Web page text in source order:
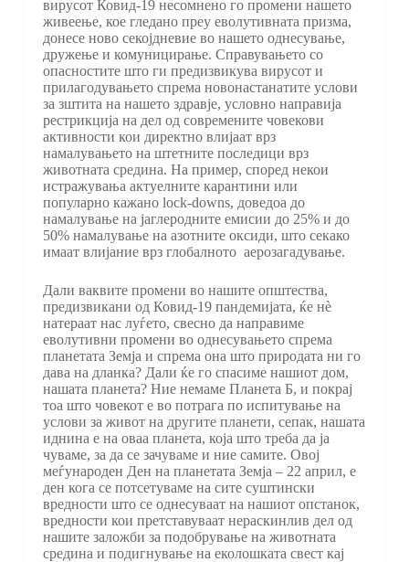
вирусот Ковид-19 несомнено го промени нашето
живеење, кое гледано преу еволутивната призма,
донесе ново секојдневие во нашето однесување,
дружење и комуницирање. Справувањето со
опасностите што ги предизвикува вирусот и
прилагодувањето спрема новонастанатите услови
за зштита на нашето здравје, условно направија
рестрикција на дел од современите човекови
активности кои директно влијаат врз
намалувањето на штетните последици врз
животната средина. На пример, според некои
истражувања актуелните карантини или
популарно кажано lock-downs, доведоа до
намалување на јаглеродните емисии до 25% и до
50% намалување на азотните оксиди, што секако
имаат влијание врз глобалното аерозагадување.
Дали ваквите промени во нашите општества,
предизвикани од Ковид-19 пандемијата, ќе нѐ
натераат нас луѓето, свесно да направиме
еволутивни промени во однесувањето спрема
планетата Земја и спрема она што природата ни го
дава на дланка? Дали ќе го спасиме нашиот дом,
нашата планета? Ние немаме Планета Б, и покрај
тоа што човекот е во потрага по испитување на
услови за живот на другите планети, сепак, нашата
иднина е на оваа планета, која што треба да ја
чуваме, за да се зачуваме и ние самите. Овој
меѓународен Ден на планетата Земја – 22 април, е
ден кога се потсетуваме на сите суштински
вредности што се однесуваат на нашиот опстанок,
вредности кои претставуваат нераскинлив дел од
нашите заложби за подобрување на животната
средина и подигнување на еколошката свест кај